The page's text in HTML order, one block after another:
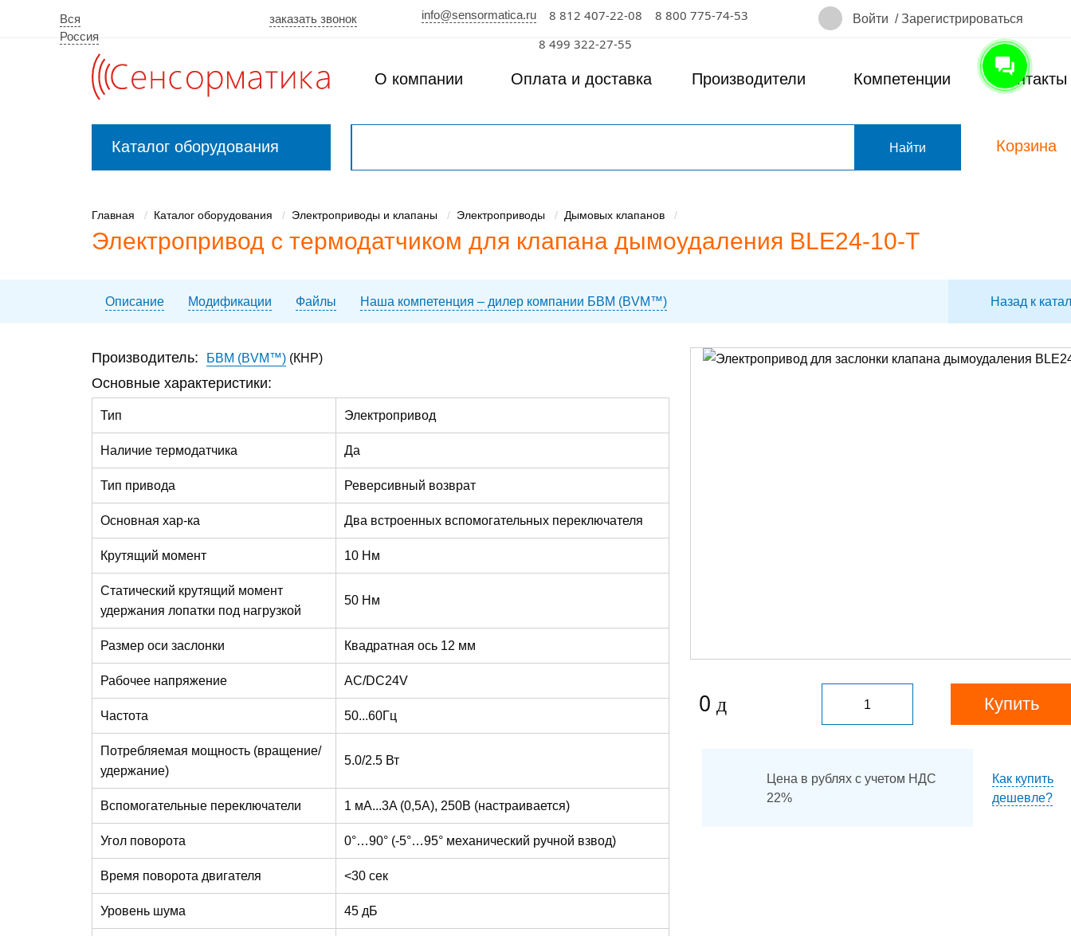
Вся
Россия
заказать звонок info@sensormatica.ru 8 812 407-22-08
8 800 775-74-53
8 499 322-27-55
Войти /Зарегистрироваться
О компании Оплата и доставка Производители Компетенции Контакты
Каталог оборудования Корзина
Главная Каталог оборудования Электроприводы и клапаны Электроприводы Дымовых клапанов
Электропривод с термодатчиком для клапана дымоудаления BLE24-10-T
Описание Модификации Файлы Наша компетенция – дилер компании БВМ (BVM™) Назад к
0 Купить
Цена в рублях с учетом НДС
22%
Как купить
дешевле?
Производитель: БВМ (BVM™) (КНР)
Основные характеристики:
Тип Электропривод
Наличие термодатчика Да
Тип привода Реверсивный возврат
Основная хар-ка Два встроенных вспомогательных переключателя
Крутящий момент 10 Нм
Статический крутящий момент
удержания лопатки под нагрузкой
50 Нм
Размер оси заслонки Квадратная ось 12 мм
Рабочее напряжение AC/DC24V
Частота 50...60Гц
Потребляемая мощность (вращение/
удержание)
5.0/2.5 Вт
Вспомогательные переключатели 1 мА...3A (0,5А), 250В (настраивается)
Угол поворота 0°…90° (-5°…95° механический ручной взвод)
Время поворота двигателя <30 сек
Уровень шума 45 дБ